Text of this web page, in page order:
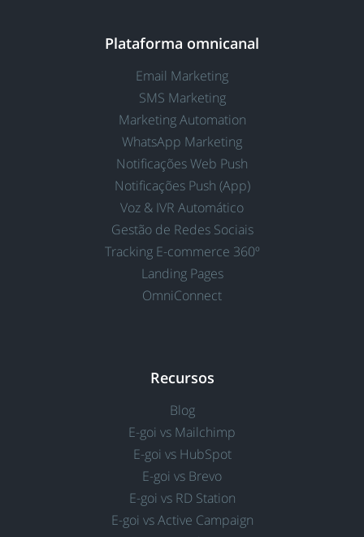
Plataforma omnicanal
Email Marketing
SMS Marketing
Marketing Automation
WhatsApp Marketing
Notificações Web Push
Notificações Push (App)
Voz & IVR Automático
Gestão de Redes Sociais
Tracking E-commerce 360º
Landing Pages
OmniConnect
Recursos
Blog
E-goi vs Mailchimp
E-goi vs HubSpot
E-goi vs Brevo
E-goi vs RD Station
E-goi vs Active Campaign